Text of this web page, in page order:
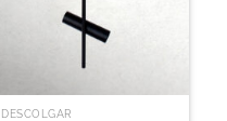
DESCOLGAR